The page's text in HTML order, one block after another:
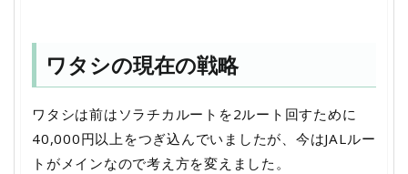
ワタシの現在の戦略
ワタシは前はソラチカルートを2ルート回すために
40,000円以上をつぎ込んでいましたが、今はJALルー
トがメインなので考え方を変えました。